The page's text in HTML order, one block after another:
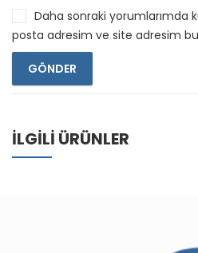
Daha sonraki yorumlarımda
posta adresim ve site adresim bu
İLGILI ÜRÜNLER